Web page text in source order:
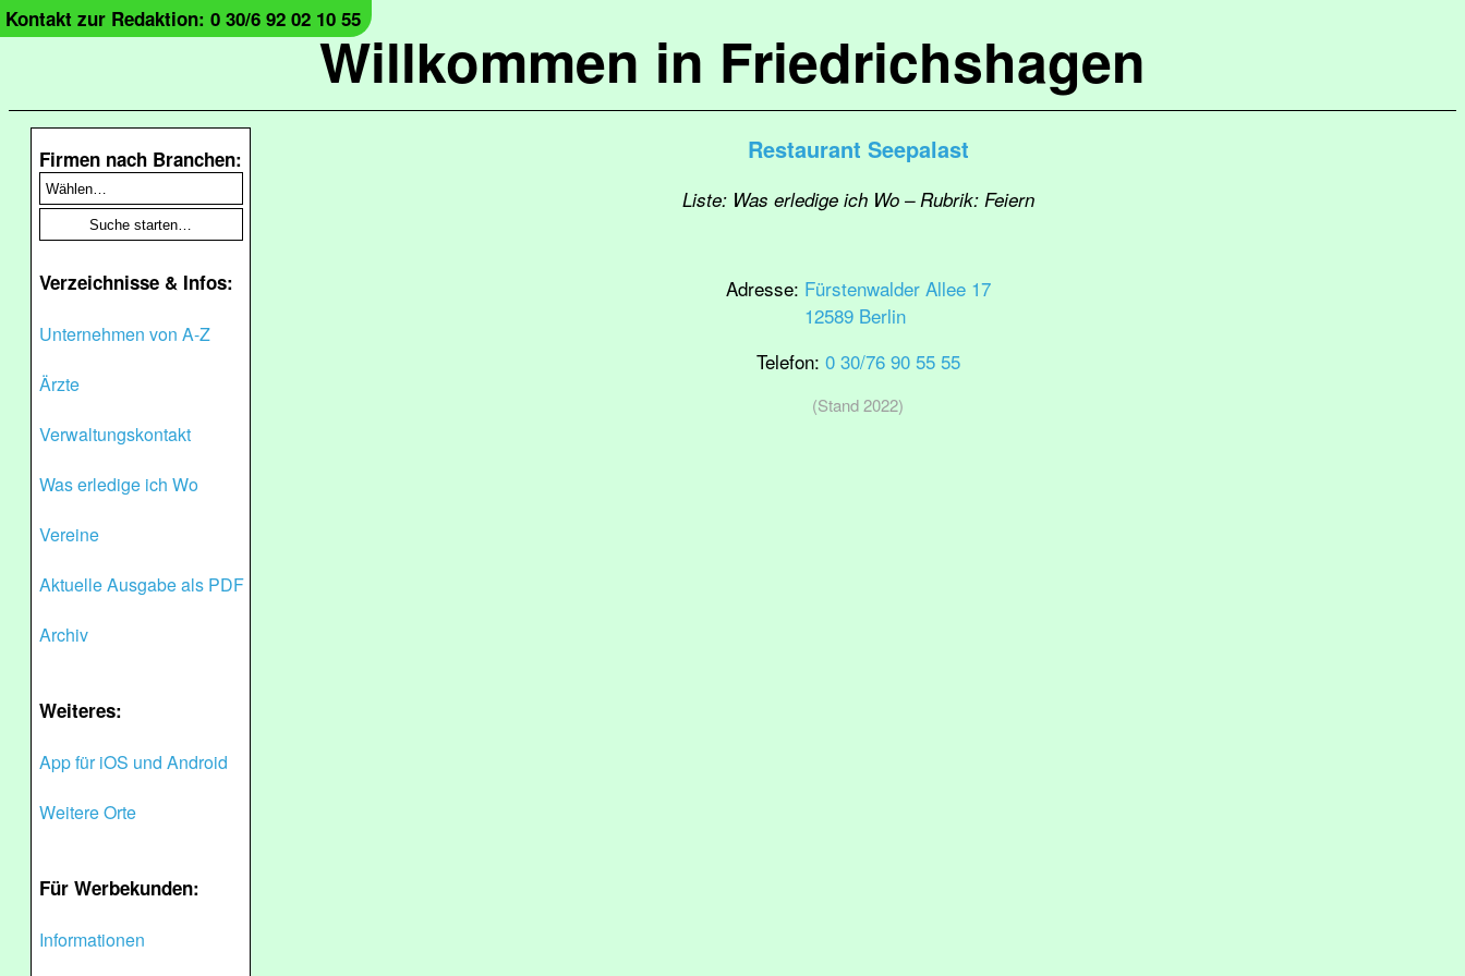
Willkommen in Friedrichshagen
Kontakt zur Redaktion: 0 30/6 92 02 10 55
Firmen nach Branchen:
Verzeichnisse & Infos:
Unternehmen von A-Z
Ärzte
Verwaltungskontakt
Was erledige ich Wo
Vereine
Aktuelle Ausgabe als PDF
Archiv
Weiteres:
App für iOS und Android
Weitere Orte
Für Werbekunden:
Informationen
Restaurant Seepalast
Liste: Was erledige ich Wo – Rubrik: Feiern
Adresse: Fürstenwalder Allee 17
12589 Berlin
Telefon: 0 30/76 90 55 55
(Stand 2022)